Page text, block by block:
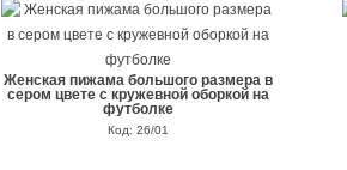
Женская пижама большого размера в
сером цвете с кружевной оборкой на
футболке
Код: 26/01